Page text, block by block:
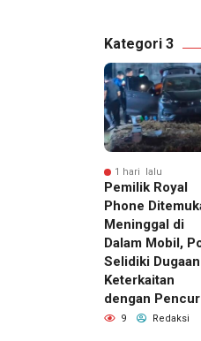
Kategori 3
1 hari lalu
Pemilik Royal
Phone
Meninggal di
Dalam Mobil,
Selidiki Dugaan
Keterkaitan
dengan
9 Redaksi